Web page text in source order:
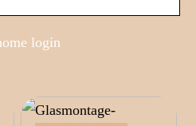
login